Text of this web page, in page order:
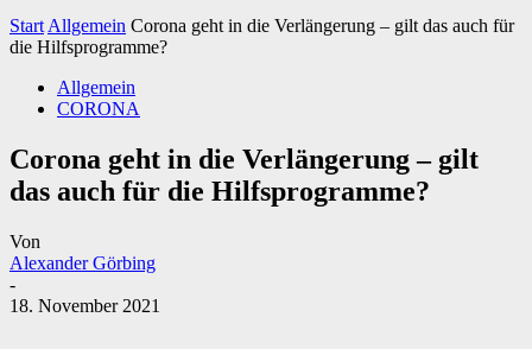
Start Allgemein Corona geht in die Verlängerung – gilt das auch für
die Hilfsprogramme?
Allgemein
CORONA
Corona geht in die Verlängerung – gilt
das auch für die Hilfsprogramme?
Von
Alexander Görbing
-
18. November 2021